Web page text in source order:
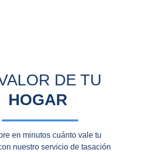
DE TU
HOGAR
en minutos cuánto vale tu
nuestro servicio de tasación